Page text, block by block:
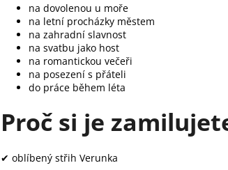
na dovolenou u moře
na letní procházky městem
na zahradní slavnost
na svatbu jako host
na romantickou večeři
na posezení s přáteli
do práce během léta
Proč si je
✔ oblíbený střih Verunka